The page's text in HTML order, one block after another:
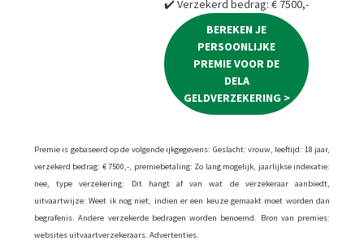
✔️ Verzekerd bedrag: € 7500,-
BEREKEN JE
PERSOONLIJKE
PREMIE VOOR DE
DELA
GELDVERZEKERING >
Premie is gebaseerd op de volgende ijkgegevens: Geslacht: vrouw, leeftijd: 18 jaar,
verzekerd bedrag: € 7500,-, premiebetaling: Zo lang mogelijk, jaarlijkse indexatie:
nee, type verzekering: Dit hangt af van wat de verzekeraar aanbiedt,
uitvaartwijze: Weet ik nog niet, indien er een keuze gemaakt moet worden dan
begrafenis. Andere verzekerde bedragen worden benoemd. Bron van premies:
websites uitvaartverzekeraars. Advertenties.